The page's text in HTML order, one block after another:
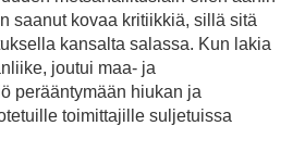
saanut kovaa kritiikkiä, sillä sitä
kansalta salassa. Kun lakia
joutui maa- ja
perääntymään hiukan ja
toimittajille suljetuissa